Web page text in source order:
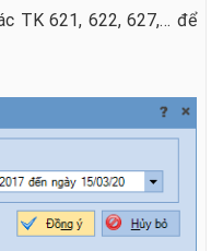
TK 621, 622, 627,… để